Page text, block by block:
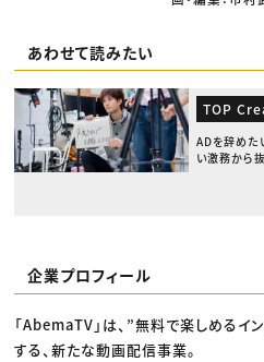
あわせて読みたい
TOP
ADを辞めた
い激務から
企業プロフィール
「AbemaTV」は、”無料で楽しめるイ
する、新たな動画配信事業。